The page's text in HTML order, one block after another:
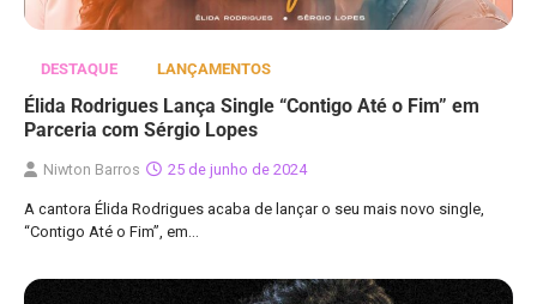
DESTAQUE LANÇAMENTOS
Élida Rodrigues Lança Single “Contigo Até o Fim” em
Parceria com Sérgio Lopes
Niwton Barros 25 de junho de 2024
A cantora Élida Rodrigues acaba de lançar o seu mais novo single,
“Contigo Até o Fim”, em…